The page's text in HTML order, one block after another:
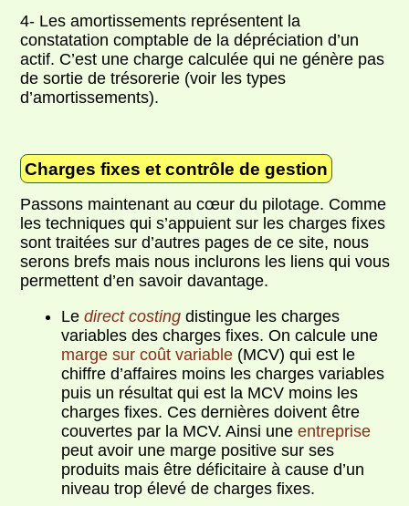
4- Les amortissements représentent la
constatation comptable de la dépréciation d’un
actif. C’est une charge calculée qui ne génère pas
de sortie de trésorerie (voir les types
d’amortissements).
Charges fixes et contrôle de gestion
Passons maintenant au cœur du pilotage. Comme
les techniques qui s’appuient sur les charges fixes
sont traitées sur d’autres pages de ce site, nous
serons brefs mais nous inclurons les liens qui vous
permettent d’en savoir davantage.
Le direct costingdistingue les charges
variables des charges fixes. On calcule une
marge sur coût variable(MCV) qui est le
chiffre d’affaires moins les charges variables
puis un résultat qui est la MCV moins les
charges fixes. Ces dernières doivent être
couvertes par la MCV. Ainsi une entreprise
peut avoir une marge positive sur ses
produits mais être déficitaire à cause d’un
niveau trop élevé de charges fixes.